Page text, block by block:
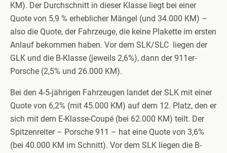
KM). Der Durchschnitt in dieser Klasse liegt bei einer
Quote von 5,9 % erheblicher Mängel (und 34.000 KM) –
also die Quote, der Fahrzeuge, die keine Plakette im ersten
Anlauf bekommen haben. Vor dem SLK/SLC liegen der
GLK und die B-Klasse (jeweils 2,6%), dann der 911er-
Porsche (2,5% und 26.000 KM).
Bei den 4-5-jährigen Fahrzeugen landet der SLK mit einer
Quote von 6,2% (mit 45.000 KM) auf dem 12. Platz, den er
sich mit dem E-Klasse-Coupé (bei 62.000 KM) teilt. Der
Spitzenreiter – Porsche 911 – hat eine Quote von 3,6%
(bei 40.000 KM im Schnitt). Vor dem SLK liegen die B-